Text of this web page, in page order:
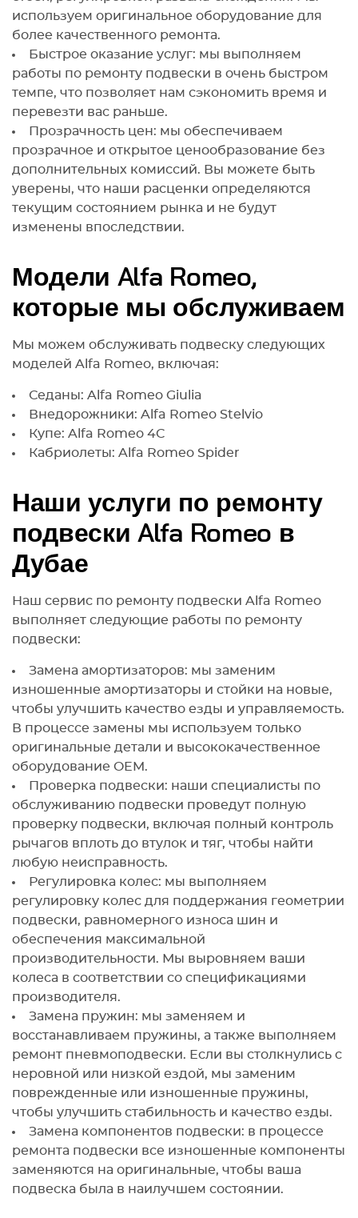
используем оригинальное оборудование для
более качественного ремонта.
Быстрое оказание услуг: мы выполняем
работы по ремонту подвески в очень быстром
темпе, что позволяет нам сэкономить время и
перевезти вас раньше.
Прозрачность цен: мы обеспечиваем
прозрачное и открытое ценообразование без
дополнительных комиссий. Вы можете быть
уверены, что наши расценки определяются
текущим состоянием рынка и не будут
изменены впоследствии.
Модели Alfa Romeo,
которые мы обслуживаем
Мы можем обслуживать подвеску следующих
моделей Alfa Romeo, включая:
Седаны: Alfa Romeo Giulia
Внедорожники: Alfa Romeo Stelvio
Купе: Alfa Romeo 4C
Кабриолеты: Alfa Romeo Spider
Наши услуги по ремонту
подвески Alfa Romeo в
Дубае
Наш сервис по ремонту подвески Alfa Romeo
выполняет следующие работы по ремонту
подвески:
Замена амортизаторов: мы заменим
изношенные амортизаторы и стойки на новые,
чтобы улучшить качество езды и управляемость.
В процессе замены мы используем только
оригинальные детали и высококачественное
оборудование OEM.
Проверка подвески: наши специалисты по
обслуживанию подвески проведут полную
проверку подвески, включая полный контроль
рычагов вплоть до втулок и тяг, чтобы найти
любую неисправность.
Регулировка колес: мы выполняем
регулировку колес для поддержания геометрии
подвески, равномерного износа шин и
обеспечения максимальной
производительности. Мы выровняем ваши
колеса в соответствии со спецификациями
производителя.
Замена пружин: мы заменяем и
восстанавливаем пружины, а также выполняем
ремонт пневмоподвески. Если вы столкнулись с
неровной или низкой ездой, мы заменим
поврежденные или изношенные пружины,
чтобы улучшить стабильность и качество езды.
Замена компонентов подвески: в процессе
ремонта подвески все изношенные компоненты
заменяются на оригинальные, чтобы ваша
подвеска была в наилучшем состоянии.